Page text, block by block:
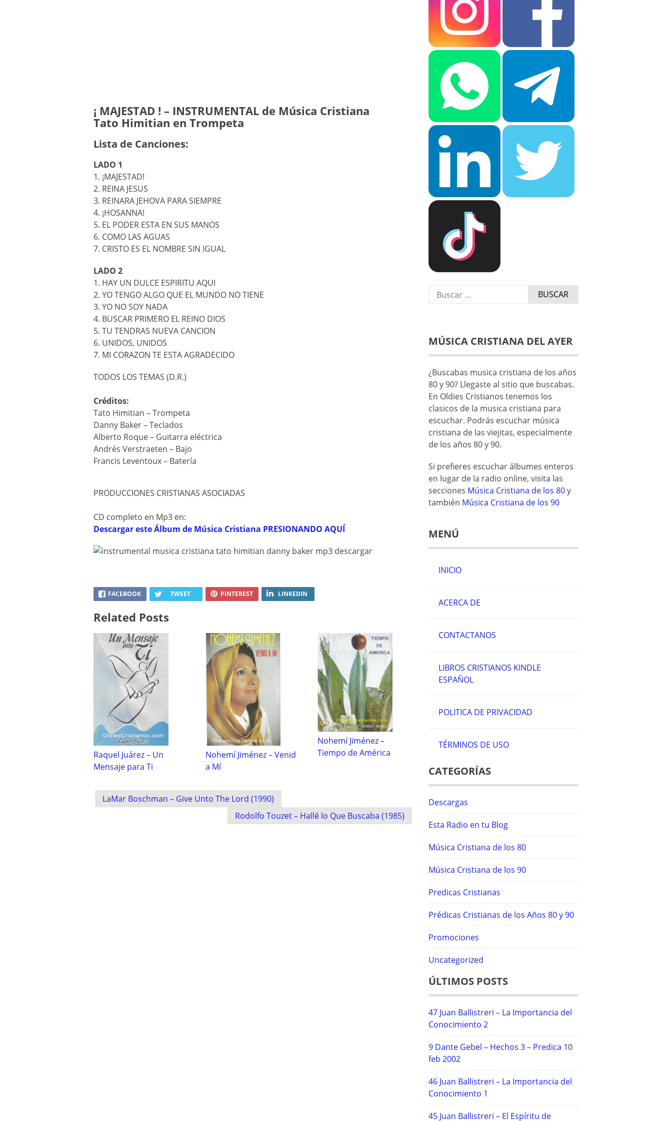
¡ MAJESTAD ! – INSTRUMENTAL de Música Cristiana
Tato Himitian en Trompeta
Lista de Canciones:
LADO 1
1. ¡MAJESTAD!
2. REINA JESUS
3. REINARA JEHOVA PARA SIEMPRE
4. ¡HOSANNA!
5. EL PODER ESTA EN SUS MANOS
6. COMO LAS AGUAS
7. CRISTO ES EL NOMBRE SIN IGUAL
LADO 2
1. HAY UN DULCE ESPIRITU AQUI
2. YO TENGO ALGO QUE EL MUNDO NO TIENE
3. YO NO SOY NADA
4. BUSCAR PRIMERO EL REINO DIOS
5. TU TENDRAS NUEVA CANCION
6. UNIDOS, UNIDOS
7. MI CORAZON TE ESTA AGRADECIDO
TODOS LOS TEMAS (D.R.)
Créditos:
Tato Himitian – Trompeta
Danny Baker – Teclados
Alberto Roque – Guitarra eléctrica
Andrés Verstraeten – Bajo
Francis Leventoux – Batería
PRODUCCIONES CRISTIANAS ASOCIADAS
CD completo en Mp3 en:
Descargar este Álbum de Música Cristiana PRESIONANDO AQUÍ
FACEBOOK TWEET PINTEREST LINKEDIN
Related Posts
Raquel Juárez – Un
Mensaje para Ti
Nohemí Jiménez – Venid
a Mí
Nohemí Jiménez –
Tiempo de América
Post
navigation
LaMar Boschman – Give Unto The Lord (1990)
Rodolfo Touzet – Hallé lo Que Buscaba (1985)
Buscar:
MÚSICA CRISTIANA DEL AYER
¿Buscabas musica cristiana de los años
80 y 90? Llegaste al sitio que buscabas.
En Oldies Cristianos tenemos los
clasicos de la musica cristiana para
escuchar. Podrás escuchar música
cristiana de las viejitas, especialmente
de los años 80 y 90.
Si prefieres escuchar álbumes enteros
en lugar de la radio online, visita las
secciones Música Cristiana de los 80y
también Música Cristiana de los 90
MENÚ
INICIO
ACERCA DE
CONTACTANOS
LIBROS CRISTIANOS KINDLE
ESPAÑOL
POLITICA DE PRIVACIDAD
TÉRMINOS DE USO
CATEGORÍAS
Descargas
Esta Radio en tu Blog
Música Cristiana de los 80
Música Cristiana de los 90
Predicas Cristianas
Prédicas Cristianas de los Años 80 y 90
Promociones
Uncategorized
ÚLTIMOS POSTS
47 Juan Ballistreri – La Importancia del
Conocimiento 2
9 Dante Gebel – Hechos 3 – Predica 10
feb 2002
46 Juan Ballistreri – La Importancia del
Conocimiento 1
45 Juan Ballistreri – El Espíritu de